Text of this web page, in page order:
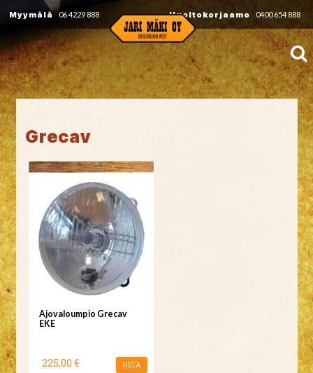
Myymälä 06 4229 888 Huoltokorjaamo 0400 654 888
Grecav
Ajovaloumpio Grecav
EKE
225,00 € OSTA